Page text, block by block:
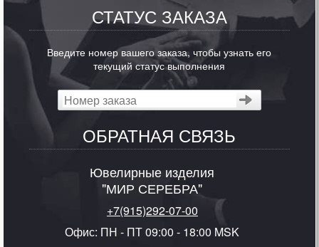
СТАТУС ЗАКАЗА
Введите номер вашего заказа, чтобы узнать его
текущий статус выполнения
ОБРАТНАЯ СВЯЗЬ
Ювелирные изделия
"МИР СЕРЕБРА"
+7(915)292-07-00
Офис: ПН - ПТ 09:00 - 18:00 MSK